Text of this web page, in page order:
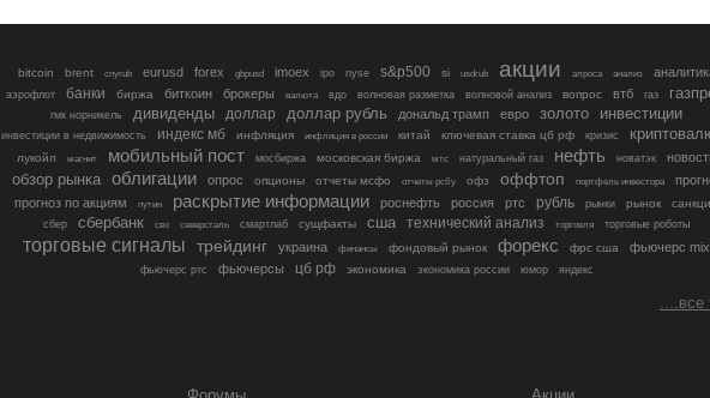
bitcoin brent cnyrub eurusd forex gbpusd imoex ipo nyse s&p500 si usdrub акции алроса анализ
аэрофлот банки биржа биткоин брокеры валюта вдо волновая разметка волновой анализ вопрос втб газ
гмк норникель дивиденды доллар доллар рубль дональд трамп евро золото инвестиции
инвестиции в недвижимость индекс мб инфляция инфляция в россии китай ключевая ставка цб рф кризис
лукойл магнит мобильный пост мосбиржа московская биржа мтс натуральный газ нефть новатэк
обзор рынка облигации опрос опционы отчеты мсфо отчеты рсбу офз оффтоп портфель инвестора
прогноз по акциям
путин раскрытие информации роснефть россия ртс рубль рынки рынок
сбер сбербанк сво северсталь смартлаб сущфакты сша технический анализ торговля торговые роботы
торговые сигналы трейдинг украина финансы фондовый рынок форекс фрс сша фьючерс mix
фьючерс ртс фьючерсы цб рф экономика экономика россии юмор яндекс
....все